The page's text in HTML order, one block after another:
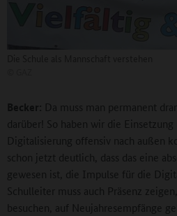
Becker: Da muss man permanent
darüber! So haben wir die Einsetzung
Digitalisierung offensiv nach außen
schon jetzt deutlich, dass das eine
gewesen ist, die Impulse für die
Schulleiter muss auch Präsenz
besuchen, auf Neujahresempfänge